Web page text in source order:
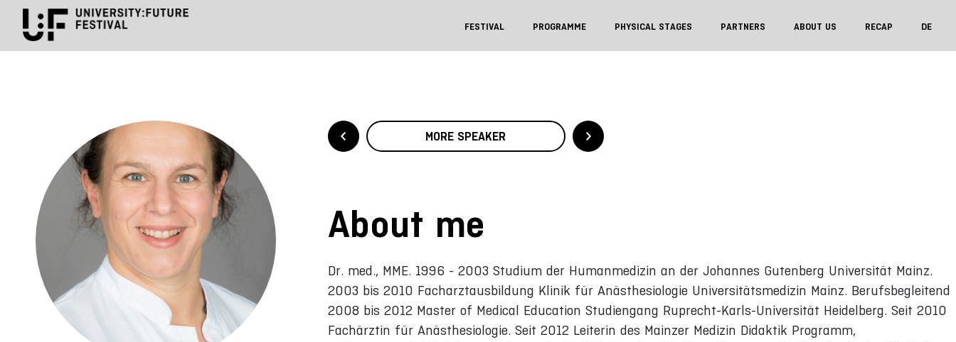
FESTIVAL PROGRAMME PHYSICAL STAGES PARTNERS ABOUT US RECAP DE
MORE SPEAKER
About me
Dr. med., MME. 1996 - 2003 Studium der Humanmedizin an der Johannes Gutenberg Universität Mainz.
2003 bis 2010 Facharztausbildung Klinik für Anästhesiologie Universitätsmedizin Mainz. Berufsbegleitend
2008 bis 2012 Master of Medical Education Studiengang Ruprecht-Karls-Universität Heidelberg. Seit 2010
Fachärztin für Anästhesiologie. Seit 2012 Leiterin des Mainzer Medizin Didaktik Programm,